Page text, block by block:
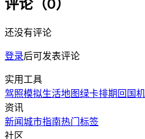
评论（0）
还没有评论
登录后可发表评论
实用工具
驾照模拟生活地图绿卡排期回国
资讯
新闻城市指南热门标签
社区